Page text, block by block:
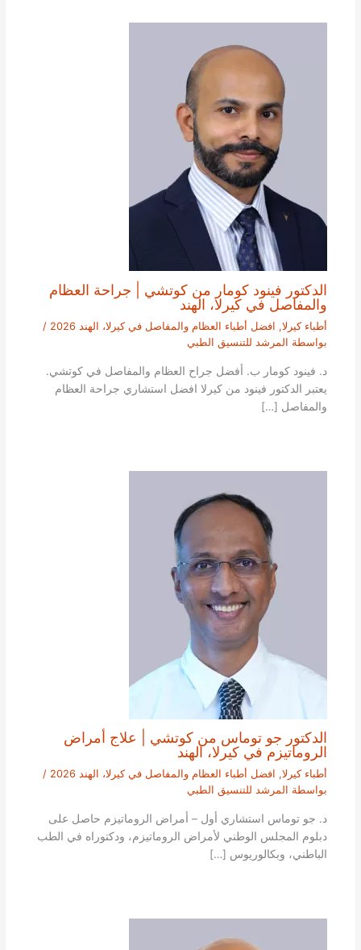
الدكتور فينود كومار من كوتشي | جراحة العظام
والمفاصل في كيرلا، الهند
أطباء كيرلا, افضل أطباء العظام والمفاصل في كيرلا، الهند 2026
/
بواسطة المرشد للتنسيق الطبي
د. فينود كومار ب. أفضل جراح العظام والمفاصل في كوتشي.
يعتبر الدكتور فينود من كيرلا افضل استشاري جراحة العظام
والمفاصل […]
الدكتور جو توماس من كوتشي | علاج أمراض
الروماتيزم في كيرلا، الهند
أطباء كيرلا, افضل أطباء العظام والمفاصل في كيرلا، الهند 2026
/
بواسطة المرشد للتنسيق الطبي
د. جو توماس استشاري أول – أمراض الروماتيزم حاصل على
دبلوم المجلس الوطني لأمراض الروماتيزم، ودكتوراه في الطب
الباطني، وبكالوريوس […]